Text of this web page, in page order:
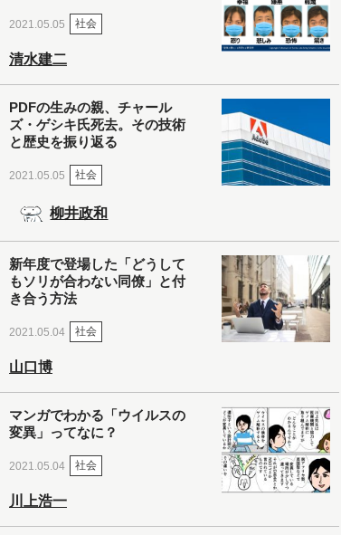
2021.05.05 社会
清水建二
PDFの生みの親、チャール
ズ・ゲシキ氏死去。その技術
と歴史を振り返る
2021.05.05 社会
柳井政和
新年度で登場した「どうして
もソリが合わない同僚」と付
き合う方法
2021.05.04 社会
山口博
マンガでわかる「ウイルスの
変異」ってなに？
2021.05.04 社会
川上浩一